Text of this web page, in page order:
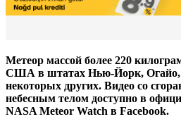
Метеор массой более 220
США в штатах Нью-Йорк, Огайо,
некоторых других. Видео со
небесным телом доступно в
NASA Meteor Watch в Facebook.